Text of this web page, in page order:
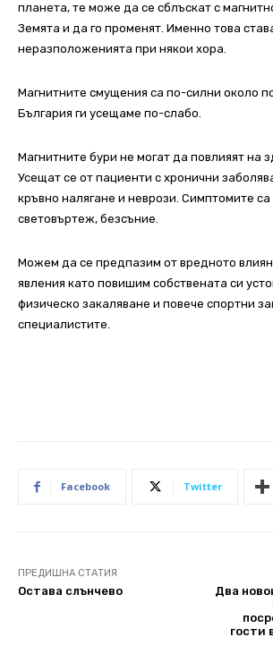
планета, те може да се сблъскат с
Земята и да го променят. Именно това
неразположенията при някои хора.
Магнитните смущения са по-силни около
България ги усещаме по-слабо.
Магнитните бури не могат да повлияят на
Усещат се от пациенти с хронични
кръвно налягане и неврози. Симптомите са
световъртеж, безсъние.
Можем да се предпазим от вредното
явления като повишим собствената си
физическо закаляване и повече спортни
специалистите.
Facebook Twitter
ПРЕДИШНА СТАТИЯ
Остава слънчево
Два
гости